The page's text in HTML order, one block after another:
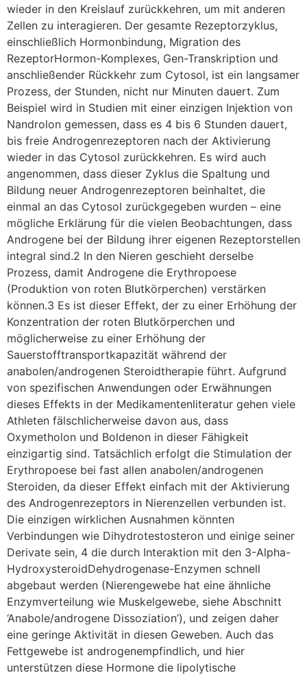
wieder in den Kreislauf zurückkehren, um mit anderen
Zellen zu interagieren. Der gesamte Rezeptorzyklus,
einschließlich Hormonbindung, Migration des
RezeptorHormon-Komplexes, Gen-Transkription und
anschließender Rückkehr zum Cytosol, ist ein langsamer
Prozess, der Stunden, nicht nur Minuten dauert. Zum
Beispiel wird in Studien mit einer einzigen Injektion von
Nandrolon gemessen, dass es 4 bis 6 Stunden dauert,
bis freie Androgenrezeptoren nach der Aktivierung
wieder in das Cytosol zurückkehren. Es wird auch
angenommen, dass dieser Zyklus die Spaltung und
Bildung neuer Androgenrezeptoren beinhaltet, die
einmal an das Cytosol zurückgegeben wurden – eine
mögliche Erklärung für die vielen Beobachtungen, dass
Androgene bei der Bildung ihrer eigenen Rezeptorstellen
integral sind.2 In den Nieren geschieht derselbe
Prozess, damit Androgene die Erythropoese
(Produktion von roten Blutkörperchen) verstärken
können.3 Es ist dieser Effekt, der zu einer Erhöhung der
Konzentration der roten Blutkörperchen und
möglicherweise zu einer Erhöhung der
Sauerstofftransportkapazität während der
anabolen/androgenen Steroidtherapie führt. Aufgrund
von spezifischen Anwendungen oder Erwähnungen
dieses Effekts in der Medikamentenliteratur gehen viele
Athleten fälschlicherweise davon aus, dass
Oxymetholon und Boldenon in dieser Fähigkeit
einzigartig sind. Tatsächlich erfolgt die Stimulation der
Erythropoese bei fast allen anabolen/androgenen
Steroiden, da dieser Effekt einfach mit der Aktivierung
des Androgenrezeptors in Nierenzellen verbunden ist.
Die einzigen wirklichen Ausnahmen könnten
Verbindungen wie Dihydrotestosteron und einige seiner
Derivate sein, 4 die durch Interaktion mit den 3-Alpha-
HydroxysteroidDehydrogenase-Enzymen schnell
abgebaut werden (Nierengewebe hat eine ähnliche
Enzymverteilung wie Muskelgewebe, siehe Abschnitt
‘Anabole/androgene Dissoziation’), und zeigen daher
eine geringe Aktivität in diesen Geweben. Auch das
Fettgewebe ist androgenempfindlich, und hier
unterstützen diese Hormone die lipolytische